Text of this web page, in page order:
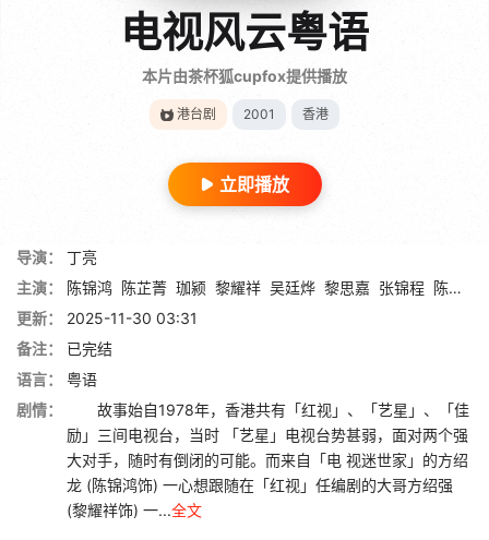
电视风云粤语
本片由茶杯狐cupfox提供播放
港台剧 2001 香港
立即播放
导演：
丁亮
主演：
陈锦鸿 陈芷菁 珈颍 黎耀祥 吴廷烨 黎思嘉 张锦程 陈保元
更新：
2025-11-30 03:31
备注：
已完结
语言：
粤语
剧情：
故事始自1978年，香港共有「红视」、「艺星」、「佳
励」三间电视台，当时 「艺星」电视台势甚弱，面对两个强
大对手，随时有倒闭的可能。而来自「电 视迷世家」的方绍
龙 (陈锦鸿饰) 一心想跟随在「红视」任编剧的大哥方绍强
(黎耀祥饰) 一...全文